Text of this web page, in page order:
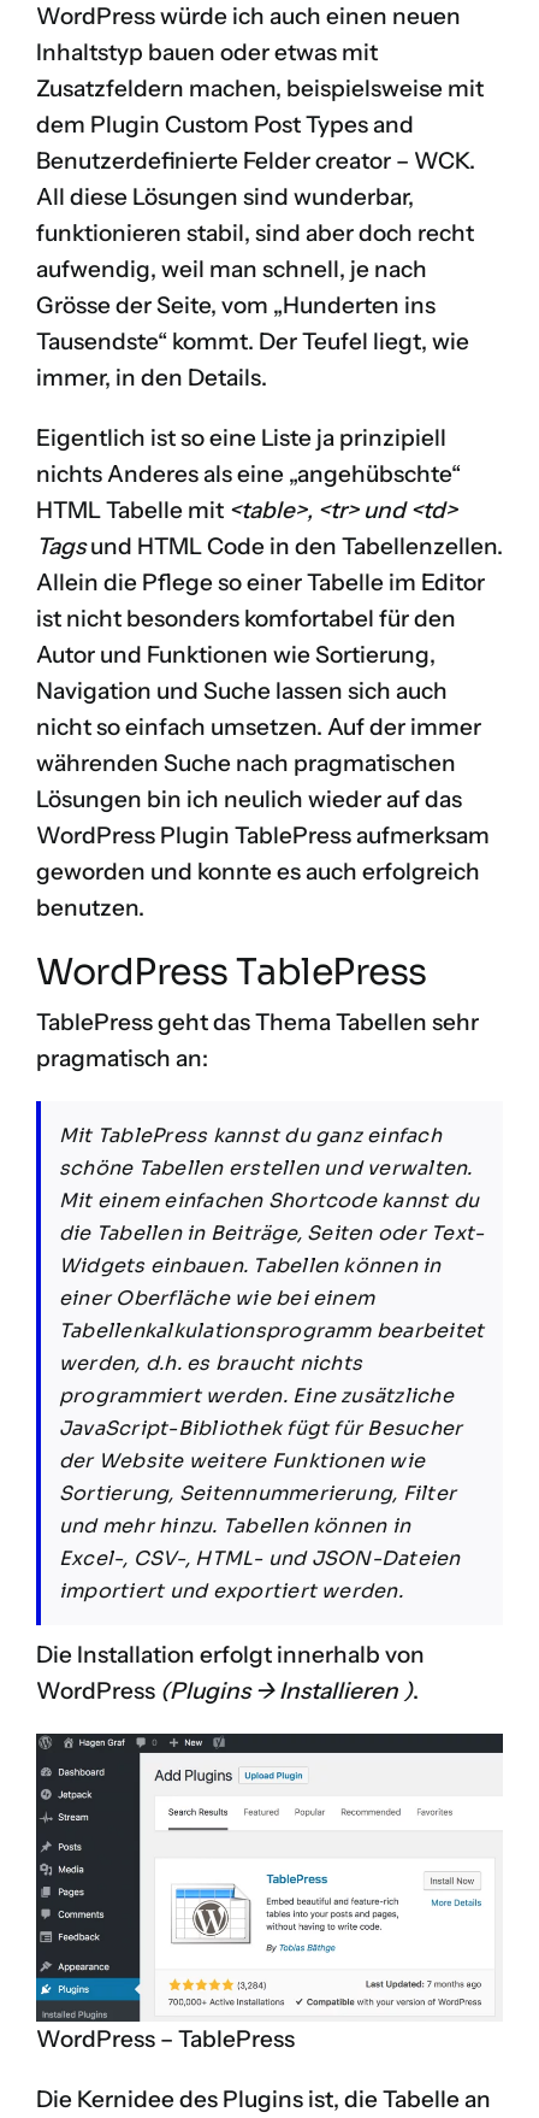
WordPress würde ich auch einen neuen
Inhaltstyp bauen oder etwas mit
Zusatzfeldern machen, beispielsweise mit
dem Plugin Custom Post Types and
Benutzerdefinierte Felder creator – WCK.
All diese Lösungen sind wunderbar,
funktionieren stabil, sind aber doch recht
aufwendig, weil man schnell, je nach
Grösse der Seite, vom „Hunderten ins
Tausendste“ kommt. Der Teufel liegt, wie
immer, in den Details.
Eigentlich ist so eine Liste ja prinzipiell
nichts Anderes als eine „angehübschte“
HTML Tabelle mit <table>, <tr> und <td>
Tagsund HTML Code in den Tabellenzellen.
Allein die Pflege so einer Tabelle im Editor
ist nicht besonders komfortabel für den
Autor und Funktionen wie Sortierung,
Navigation und Suche lassen sich auch
nicht so einfach umsetzen. Auf der immer
währenden Suche nach pragmatischen
Lösungen bin ich neulich wieder auf das
WordPress Plugin TablePressaufmerksam
geworden und konnte es auch erfolgreich
benutzen.
WordPress TablePress
TablePress geht das Thema Tabellen sehr
pragmatisch an:
Mit TablePress kannst du ganz einfach
schöne Tabellen erstellen und verwalten.
Mit einem einfachen Shortcode kannst du
die Tabellen in Beiträge, Seiten oder Text-
Widgets einbauen. Tabellen können in
einer Oberfläche wie bei einem
Tabellenkalkulationsprogramm bearbeitet
werden, d.h. es braucht nichts
programmiert werden. Eine zusätzliche
JavaScript-Bibliothek fügt für Besucher
der Website weitere Funktionen wie
Sortierung, Seitennummerierung, Filter
und mehr hinzu. Tabellen können in
Excel-, CSV-, HTML- und JSON-Dateien
importiert und exportiert werden.
Die Installation erfolgt innerhalb von
WordPress (Plugins -> Installieren ).
WordPress – TablePress
Die Kernidee des Plugins ist, die Tabelle an